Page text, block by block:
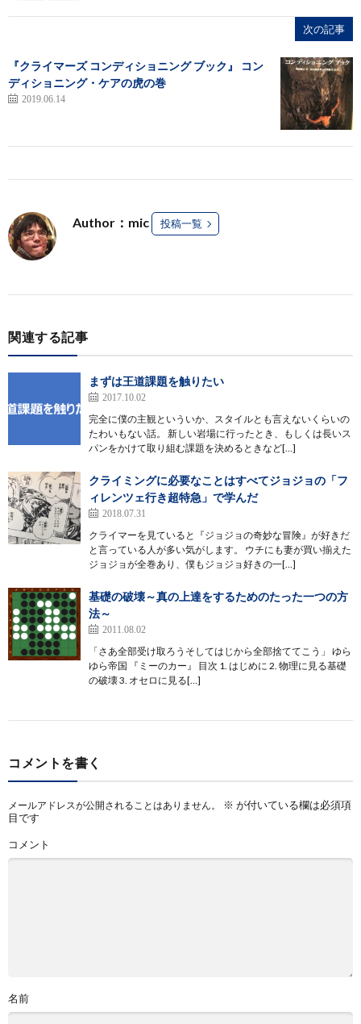
次の記事
『クライマーズ コンディショニング ブック』 コン
ディショニング・ケアの虎の巻
2019.06.14
Author：mic 投稿一覧
関連する記事
まずは王道課題を触りたい
2017.10.02
完全に僕の主観といういか、スタイルとも言えないくらいの
たわいもない話。 新しい岩場に行ったとき、もしくは長いス
パンをかけて取り組む課題を決めるときなど[…]
クライミングに必要なことはすべてジョジョの「フ
ィレンツェ行き超特急」で学んだ
2018.07.31
クライマーを見ていると『ジョジョの奇妙な冒険』が好きだ
と言っている人が多い気がします。 ウチにも妻が買い揃えた
ジョジョが全巻あり、僕もジョジョ好きの一[…]
基礎の破壊～真の上達をするためのたった一つの方
法～
2011.08.02
「さあ全部受け取ろうそしてはじから全部捨ててこう」 ゆら
ゆら帝国 『ミーのカー』 目次 1. はじめに 2. 物理に見る基礎
の破壊 3. オセロに見る[…]
コメントを書く
メールアドレスが公開されることはありません。 ※ が付いている欄は必須項
目です
コメント
名前